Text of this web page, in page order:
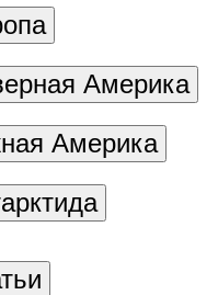
Америка
Америка